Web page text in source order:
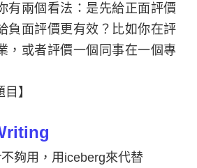
有兩個看法：是先給正面評價
負面評價更有效？比如你在評
，或者評價一個同事在一個專
】
夠用，用iceberg來代替